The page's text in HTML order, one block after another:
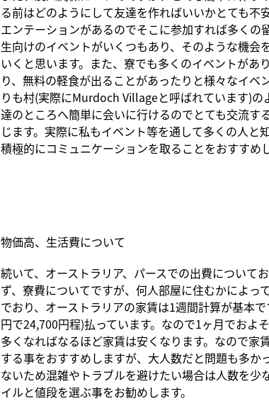
る前はどのようにして友達を作ればいいかとても不
エンテーションがあるのでそこに参加すれば多く
生向けのイベントがいくつもあり、そのような機会
いくと思います。また、寮でも多くのイベントがあ
り、無料の軽食が出ることがあったりと様々なイベ
りも村(実際にMurdoch Villageと呼ばれています)の
達のところへ簡単に会いに行けるのでとても交流す
じます。実際に私もイベント等を通して多くの人と
積極的にコミュニケーションを取ることをおすすめ
物価高、生活費について
続いて、オーストラリア、パースでの出費について
ず、寮費についてですが、何人部屋に住むかによっ
でおり、オーストラリアの家賃は1週間計算が基本
円で24,700円程)払っています。なので1ヶ月でおよ
多くなればなるほど家賃は安くなります。なので家
する事をおすすめしますが、大人数だと問題も多か
ないため混雑やトラブルを避けたい場合は人数を少
イルと値段を選ぶ事をお勧めします。